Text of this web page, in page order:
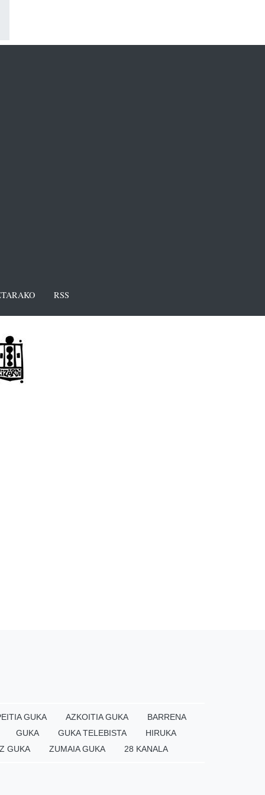
RSS
GUKA AZKOITIA GUKA
BARRENA
GUKA
GUKA TELEBISTA
HIRUKA
GUKA
ZUMAIA GUKA 28 KANALA